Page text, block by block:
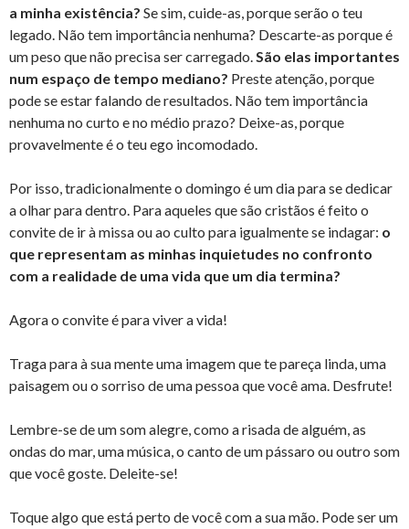
a minha existência? Se sim, cuide-as, porque serão o teu
legado. Não tem importância nenhuma? Descarte-as porque é
um peso que não precisa ser carregado.São elas importantes
num espaço de tempo mediano? Preste atenção, porque
pode se estar falando de resultados. Não tem importância
nenhuma no curto e no médio prazo? Deixe-as, porque
provavelmente é o teu ego incomodado.
Por isso, tradicionalmente o domingo é um dia para se dedicar
a olhar para dentro. Para aqueles que são cristãos é feito o
convite de ir à missa ou ao culto para igualmente se indagar: o
que representam as minhas inquietudes no confronto
com a realidade de uma vida que um dia termina?
Agora o convite é para viver a vida!
Traga para à sua mente uma imagem que te pareça linda, uma
paisagem ou o sorriso de uma pessoa que você ama. Desfrute!
Lembre-se de um som alegre, como a risada de alguém, as
ondas do mar, uma música, o canto de um pássaro ou outro som
que você goste. Deleite-se!
Toque algo que está perto de você com a sua mão. Pode ser um